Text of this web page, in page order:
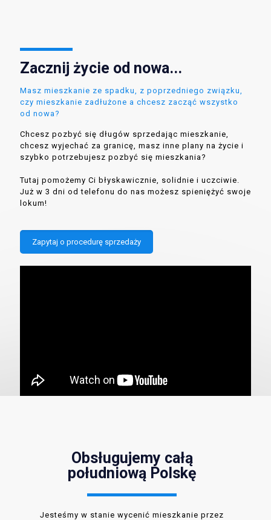
Zacznij życie od nowa...
Masz mieszkanie ze spadku, z poprzedniego związku,
czy mieszkanie zadłużone a chcesz zacząć wszystko
od nowa?
Chcesz pozbyć się długów sprzedając mieszkanie,
chcesz wyjechać za granicę, masz inne plany na życie i
szybko potrzebujesz pozbyć się mieszkania?
Tutaj pomożemy Ci błyskawicznie, solidnie i uczciwie.
Już w 3 dni od telefonu do nas możesz spieniężyć swoje
lokum!
Zapytaj o procedurę sprzedaży
Obsługujemy całą
południową Polskę
Jesteśmy w stanie wycenić mieszkanie przez